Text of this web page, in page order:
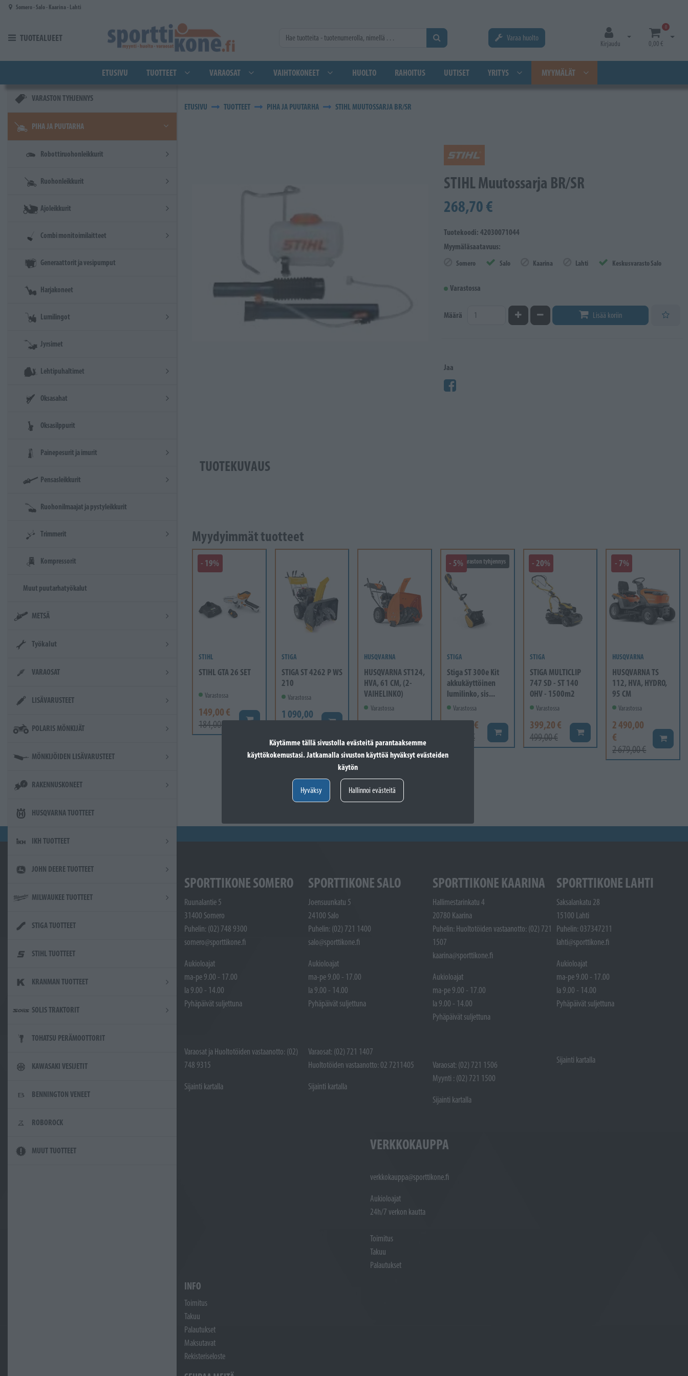
Käytämme tällä sivustolla evästeitä parantaaksemme
käyttökokemustasi. Jatkamalla sivuston käyttöä hyväksyt evästeiden
käytön
Hyväksy Hallinnoi evästeitä
Siirry pääsisältöön
Somero - Salo - Kaarina - Lahti
TUOTEALUEET Varaa huolto
Kirjaudu
Avaa kirjautuminen
0
0,00 €
Avaa
ETUSIVU TUOTTEET VARAOSAT VAIHTOKONEET HUOLTO RAHOITUS UUTISET YRITYS MYYMÄLÄT
VARASTON TYHJENNYS
PIHA JA PUUTARHA
Robottiruohonleikkurit
Ruohonleikkurit
Ajoleikkurit
Combi monitoimilaitteet
Generaattorit ja vesipumput
Harjakoneet
Lumilingot
Jyrsimet
Lehtipuhaltimet
Oksasahat
Oksasilppurit
Painepesurit ja imurit
Pensasleikkurit
Ruohonilmaajat ja pystyleikkurit
Trimmerit
Kompressorit
Muut puutarhatyökalut
METSÄ
Työkalut
VARAOSAT
LISÄVARUSTEET
POLARIS MÖNKIJÄT
MÖNKIJÖIDEN LISÄVARUSTEET
RAKENNUSKONEET
HUSQVARNA TUOTTEET
IKH TUOTTEET
JOHN DEERE TUOTTEET
MILWAUKEE TUOTTEET
STIGA TUOTTEET
STIHL TUOTTEET
KRANMAN TUOTTEET
SOLIS TRAKTORIT
TOHATSU PERÄMOOTTORIT
KAWASAKI VESIJETIT
BENNINGTON VENEET
ROBOROCK
MUUT TUOTTEET
ETUSIVU TUOTTEET PIHA JA PUUTARHA STIHL MUUTOSSARJA BR/SR
STIHL Muutossarja BR/SR
268,70 €
Tuotekoodi: 42030071044
Myymäläsaatavuus:
Somero Salo Kaarina Lahti Keskusvarasto Salo
Varastossa
Määrä Kasvata määrääVähennä määrää Lisää koriin
Jaa
TUOTEKUVAUS
Myydyimmät tuotteet
- 19%
STIHL
STIHL GTA 26 SET
Varastossa
149,00 €
184,00 € Lisää koriin
STIGA
STIGA ST 4262 P WS
210
Varastossa
1 090,00
Lisää koriin
HUSQVARNA
HUSQVARNA ST124,
HVA, 61 CM, (2-
VAIHELINKO)
Varastossa
1 099,00
€
Varaston tyhjennys
- 5%
STIGA
Stiga ST 300e Kit
akkukäyttöinen
lumilinko, sis...
Varastossa
379,00 €
399,00 € Lisää koriin
- 20%
STIGA
STIGA MULTICLIP
747 SD - ST 140
OHV - 1500m2
Varastossa
399,20 €
499,00 € Lisää koriin
- 7%
HUSQVARNA
HUSQVARNA TS
112, HVA, HYDRO,
95 CM
Varastossa
2 490,00
€
2 679,00 €
Lisää
SPORTTIKONE SOMERO
Ruunalantie 5
31400 Somero
Puhelin: (02) 748 9300
somero@sporttikone.fi
Aukioloajat
ma-pe 9.00 - 17.00
la 9.00 - 14.00
Pyhäpäivät suljettuna
Varaosat ja Huoltotöiden vastaanotto: (02)
748 9315
Sijainti kartalla
SPORTTIKONE SALO
Joensuunkatu 5
24100 Salo
Puhelin: (02) 721 1400
salo@sporttikone.fi
Aukioloajat
ma-pe 9.00 - 17.00
la 9.00 - 14.00
Pyhäpäivät suljettuna
Varaosat: (02) 721 1407
Huoltotöiden vastaanotto: 02 7211405
Sijainti kartalla
SPORTTIKONE KAARINA
Hallimestarinkatu 4
20780 Kaarina
Puhelin: Huoltotöiden vastaanotto: (02) 721
1507
kaarina@sporttikone.fi
Aukioloajat
ma-pe 9.00 - 17.00
la 9.00 - 14.00
Pyhäpäivät suljettuna
Varaosat: (02) 721 1506
Myynti : (02) 721 1500
Sijainti kartalla
SPORTTIKONE LAHTI
Saksalankatu 28
15100 Lahti
Puhelin: 037347211
lahti@sporttikone.fi
Aukioloajat
ma-pe 9.00 - 17.00
la 9.00 - 14.00
Pyhäpäivät suljettuna
Sijainti kartalla
VERKKOKAUPPA
verkkokauppa@sporttikone.fi
Aukioloajat
24h/7 verkon kautta
Toimitus
Takuu
Palautukset
INFO
Toimitus
Takuu
Palautukset
Maksutavat
Rekisteriseloste